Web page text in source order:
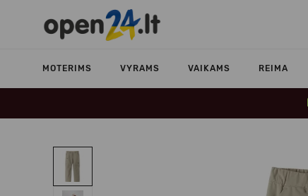
MOTERIMS VYRAMS VAIKAMS REIMA